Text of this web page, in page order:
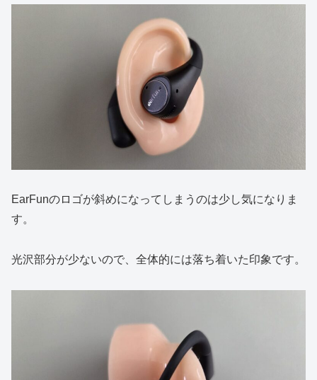
EarFunのロゴが斜めになってしまうのは少し気になりま
す。
光沢部分が少ないので、全体的には落ち着いた印象です。